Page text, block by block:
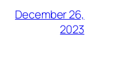
December 26,
2023